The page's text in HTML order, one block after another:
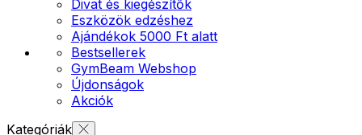
Divat és kiegészítők
Eszközök edzéshez
Ajándékok 5000 Ft alatt
Bestsellerek
GymBeam Webshop
Újdonságok
Akciók
Kategóriák